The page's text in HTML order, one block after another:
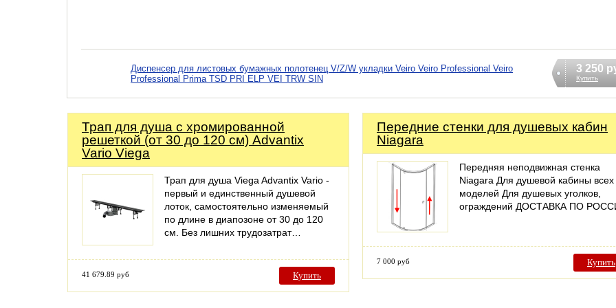
Диспенсер для листовых бумажных полотенец V/Z/W укладки Veiro Veiro Professional Veiro
Professional Prima TSD PRI ELP VEI TRW SIN
3 250
Купить
Трап для душа с хромированной
решеткой (от 30 до 120 см) Advantix
Vario Viega
Трап для душа Viega Advantix Vario -
первый и единственный душевой
лоток, самостоятельно изменяемый
по длине в диапозоне от 30 до 120
см. Без лишних трудозатрат…
41 679.89 руб Купить
Передние стенки для душевых кабин
Niagara
Передняя неподвижная стенка
Niagara Для душевой кабины всех
моделей Для душевых уголков,
ограждений ДОСТАВКА ПО
7 000 руб Купить